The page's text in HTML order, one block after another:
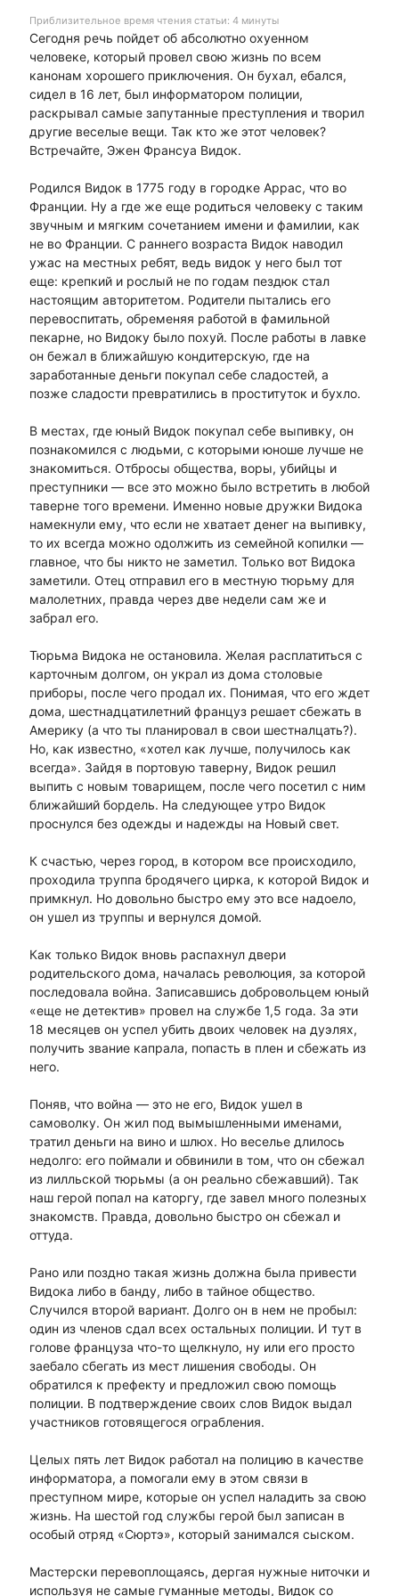
Приблизительное время чтения статьи: 4 минуты
Сегодня речь пойдет об абсолютно охуенном
человеке, который провел свою жизнь по всем
канонам хорошего приключения. Он бухал, ебался,
сидел в 16 лет, был информатором полиции,
раскрывал самые запутанные преступления и творил
другие веселые вещи. Так кто же этот человек?
Встречайте, Эжен Франсуа Видок.
Родился Видок в 1775 году в городке Аррас, что во
Франции. Ну а где же еще родиться человеку с таким
звучным и мягким сочетанием имени и фамилии, как
не во Франции. С раннего возраста Видок наводил
ужас на местных ребят, ведь видок у него был тот
еще: крепкий и рослый не по годам пездюк стал
настоящим авторитетом. Родители пытались его
перевоспитать, обременяя работой в фамильной
пекарне, но Видоку было похуй. После работы в лавке
он бежал в ближайшую кондитерскую, где на
заработанные деньги покупал себе сладостей, а
позже сладости превратились в проституток и бухло.
В местах, где юный Видок покупал себе выпивку, он
познакомился с людьми, с которыми юноше лучше не
знакомиться. Отбросы общества, воры, убийцы и
преступники — все это можно было встретить в любой
таверне того времени. Именно новые дружки Видока
намекнули ему, что если не хватает денег на выпивку,
то их всегда можно одолжить из семейной копилки —
главное, что бы никто не заметил. Только вот Видока
заметили. Отец отправил его в местную тюрьму для
малолетних, правда через две недели сам же и
забрал его.
Тюрьма Видока не остановила. Желая расплатиться с
карточным долгом, он украл из дома столовые
приборы, после чего продал их. Понимая, что его ждет
дома, шестнадцатилетний француз решает сбежать в
Америку (а что ты планировал в свои шестналцать?).
Но, как известно, «хотел как лучше, получилось как
всегда». Зайдя в портовую таверну, Видок решил
выпить с новым товарищем, после чего посетил с ним
ближайший бордель. На следующее утро Видок
проснулся без одежды и надежды на Новый свет.
К счастью, через город, в котором все происходило,
проходила труппа бродячего цирка, к которой Видок и
примкнул. Но довольно быстро ему это все надоело,
он ушел из труппы и вернулся домой.
Как только Видок вновь распахнул двери
родительского дома, началась революция, за которой
последовала война. Записавшись добровольцем юный
«еще не детектив» провел на службе 1,5 года. За эти
18 месяцев он успел убить двоих человек на дуэлях,
получить звание капрала, попасть в плен и сбежать из
него.
Поняв, что война — это не его, Видок ушел в
самоволку. Он жил под вымышленными именами,
тратил деньги на вино и шлюх. Но веселье длилось
недолго: его поймали и обвинили в том, что он сбежал
из лилльской тюрьмы (а он реально сбежавший). Так
наш герой попал на каторгу, где завел много полезных
знакомств. Правда, довольно быстро он сбежал и
оттуда.
Рано или поздно такая жизнь должна была привести
Видока либо в банду, либо в тайное общество.
Случился второй вариант. Долго он в нем не пробыл:
один из членов сдал всех остальных полиции. И тут в
голове француза что-то щелкнуло, ну или его просто
заебало сбегать из мест лишения свободы. Он
обратился к префекту и предложил свою помощь
полиции. В подтверждение своих слов Видок выдал
участников готовящегося ограбления.
Целых пять лет Видок работал на полицию в качестве
информатора, а помогали ему в этом связи в
преступном мире, которые он успел наладить за свою
жизнь. На шестой год службы герой был записан в
особый отряд «Сюртэ», который занимался сыском.
Мастерски перевоплощаясь, дергая нужные ниточки и
используя не самые гуманные методы, Видок со